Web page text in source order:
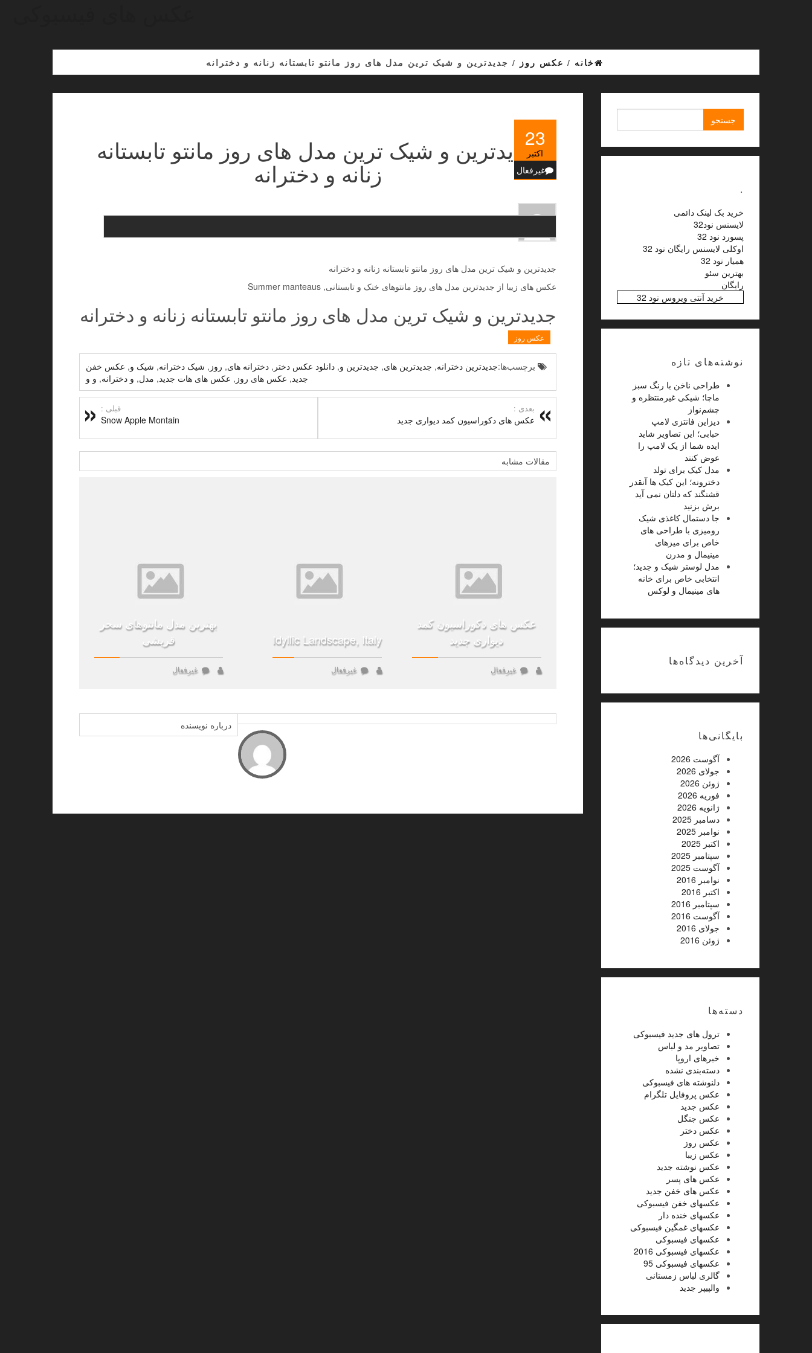
خانه / عکس روز / جدیدترین و شیک ترین مدل های روز مانتو تابستانه زنانه و دخترانه
23
اکتبر
غیرفعال
جدیدترین و شیک ترین مدل های روز مانتو تابستانه
زنانه و دخترانه
جدیدترین و شیک ترین مدل های روز مانتو تابستانه زنانه و دخترانه
عکس های زیبا از جدیدترین مدل های روز مانتوهای خنک و تابستانی, Summer manteaus
جدیدترین و شیک ترین مدل های روز مانتو تابستانه زنانه و دخترانه
عکس روز
برچسب‌ها:جدیدترین دخترانه, جدیدترین های, جدیدترین و,دانلود عکس دختر ,دخترانه های, روز , شیک دخترانه, شیک و, عکس خفن
جدید, عکس های روز , عکس های هات جدید, مدل, و دخترانه, و و
قبلی :
Snow Apple Montain
بعدی :
عکس های دکوراسیون کمد دیواری جدید
مقالات مشابه
بهترین مدل مانتوهای سحر
قریشی
غیرفعال
Idyllic Landscape, Italy
غیرفعال
عکس های دکوراسیون کمد
دیواری جدید
غیرفعال
عکس های دلچسب از
درباره نویسنده
برای:
.
خرید بک لینک دائمی
لایسنس نود32
پسورد نود 32
اوکلی لایسنس رایگان نود 32
همیار نود 32
بهترین سئو
رایگان
خرید آنتی ویروس نود 32
نوشته‌های تازه
طراحی ناخن با رنگ سبز
ماچا؛ شیکی غیرمنتظره و
چشم‌نواز
دیزاین فانتزی لامپ
حبابی؛ این تصاویر شاید
ایده شما از یک لامپ را
عوض کنند
مدل کیک برای تولد
دخترونه؛ این کیک ها آنقدر
قشنگند که دلتان نمی آید
برش بزنید
جا دستمال کاغذی شیک
رومیزی با طراحی های
خاص برای میزهای
مینیمال و مدرن
مدل لوستر شیک و جدید؛
انتخابی خاص برای خانه
های مینیمال و لوکس
آخرین دیدگاه‌ها
بایگانی‌ها
آگوست 2026
جولای 2026
ژوئن 2026
فوریه 2026
ژانویه 2026
دسامبر 2025
نوامبر 2025
اکتبر 2025
سپتامبر 2025
آگوست 2025
نوامبر 2016
اکتبر 2016
سپتامبر 2016
آگوست 2016
جولای 2016
ژوئن 2016
دسته‌ها
ترول های جدید فیسبوکی
تصاویر مد و لباس
خبرهای اروپا
دسته‌بندی نشده
دلنوشته های فیسبوکی
عکس پروفایل تلگرام
عکس جدید
عکس جنگل
عکس دختر
عکس روز
عکس زیبا
عکس نوشته جدید
عکس های پسر
عکس های خفن جدید
عکسهای خفن فیسبوکی
عکسهای خنده دار
عکسهای غمگین فیسبوکی
عکسهای فیسبوکی
عکسهای فیسبوکی 2016
عکسهای فیسبوکی 95
گالری لباس زمستانی
والپیپر جدید